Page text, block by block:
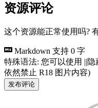
资源评论
这个资源能正常使用吗?
Markdown 支持 0 字
特殊语法: 您可以使用 ||
依然禁止 R18 图片内容)
发布评论